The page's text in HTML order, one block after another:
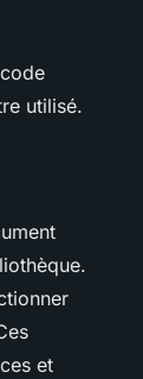
utilisé.
et